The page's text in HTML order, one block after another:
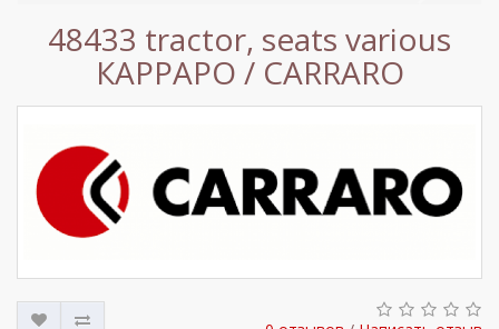
48433 tractor, seats various
КАРРАРО / CARRARO